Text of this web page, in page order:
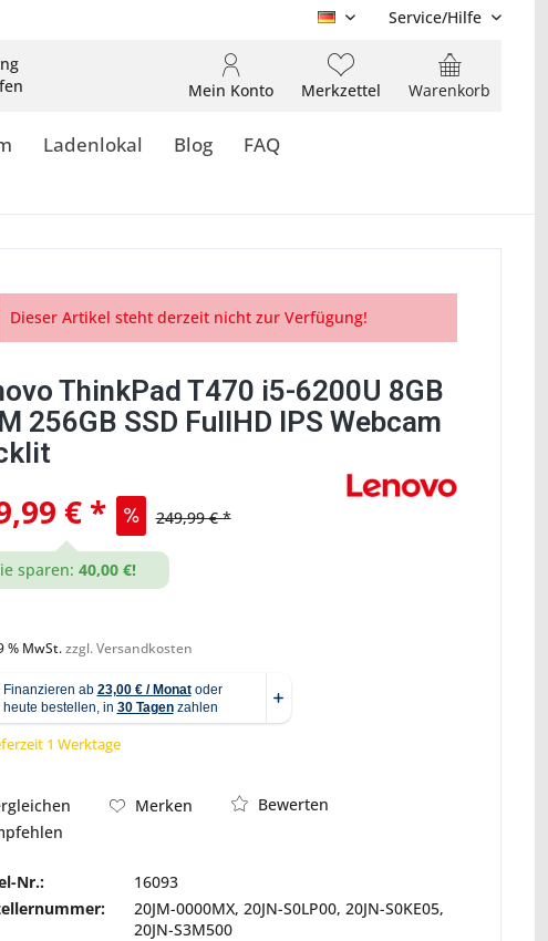
DE Service/Hilfe
Warenkorb
Merkzettel
Mein Konto
Ladenlokal Blog FAQ
Dieser Artikel steht derzeit nicht zur Verfügung!
ThinkPad T470 i5-6200U 8GB
256GB SSD FullHD IPS Webcam
€ * 249,99 € *
sparen: 40,00 €!
% MwSt.zzgl. Versandkosten
1 Werktage
Merken
Bewerten
Nr.:
16093
20JM-0000MX, 20JN-S0LP00, 20JN-S0KE05,
20JN-S3M500